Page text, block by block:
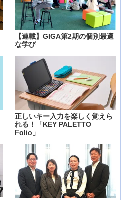
【連載】GIGA第2期の個別最適
な学び
正しいキー入力を楽しく覚えら
れる！「KEY PALETTO
Folio」